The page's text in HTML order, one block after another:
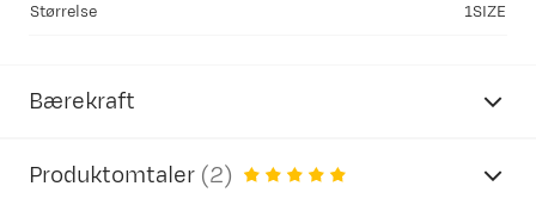
Størrelse 1SIZE
Bærekraft
Produktomtaler (2)